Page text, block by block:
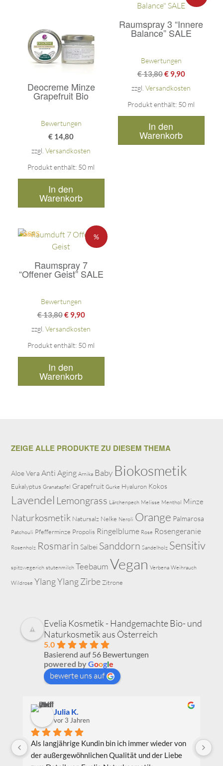
Deocreme Minze
Grapefruit Bio
Bewertungen
€ 14,80
zzgl.Versandkosten
Produkt enthält: 50 ml
In den
Warenkorb
Raumspray 3 “Innere
Balance” SALE
Bewertet mit
5.00
Bewertungen
€13,80€9,90
zzgl.Versandkosten
Produkt enthält: 50 ml
In den
Warenkorb
%
Raumspray 7
“Offener Geist” SALE
Bewertet mit
Bewertungen
€13,80€9,90
zzgl.Versandkosten
Produkt enthält: 50 ml
In den
Warenkorb
ZEIGE ALLE PRODUKTE ZU DIESEM THEMA
Aloe Vera Anti Aging Arnika Baby Biokosmetik
Eukalyptus Granatapfel Grapefruit Gurke Hyaluron Kokos
Lavendel Lemongrass Lärchenpech Melisse Menthol Minze
Naturkosmetik Natursalz Nelke Neroli Orange Palmarosa
Patchouli Pfefferminze Propolis Ringelblume Rose Rosengeranie
Rosenholz Rosmarin Salbei Sanddorn Sandelholz Sensitiv
spitzwegerich stutenmilch TeebaumVegan Verbena Weihrauch
Wildrose Ylang YlangZirbe Zitrone
Evelia Kosmetik - Handgemachte Bio- und
Naturkosmetik aus Österreich
5.0
Basierend auf 56 Bewertungen
powered byGoogle
bewerte uns auf
Julia K.
vor 3 Jahren
Als langjährige Kundin bin ich immer wieder von
der außergewöhnlichen Qualität und der Liebe